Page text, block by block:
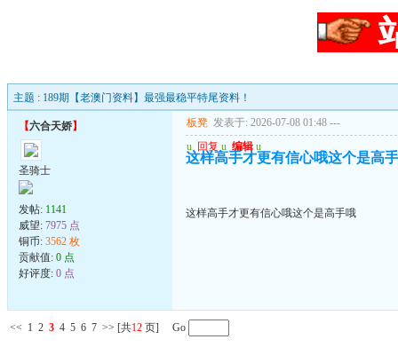
主题 : 189期【老澳门资料】最强最稳平特尾资料！
【六合天娇】
圣骑士
发帖: 1141
威望: 7975 点
铜币: 3562 枚
贡献值: 0 点
好评度: 0 点
板凳 发表于: 2026-07-08 01:48 ---
u 回复 u 编辑 u
这样高手才更有信心哦这个是高
这样高手才更有信心哦这个是高手哦
<< 1 2 3 4 5 6 7 >> [共12 页] Go